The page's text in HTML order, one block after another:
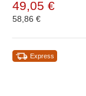
49,05 €
58,86 €
Express